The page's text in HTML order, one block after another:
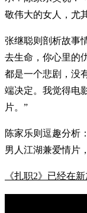
敬伟大的女人，尤
张继聪则剖析故事
去生命，你心里的
都是一个悲剧，没
端决定。我觉得电
片。”
陈家乐则逗趣分析
男人江湖兼爱情片
《扎职2》已经在